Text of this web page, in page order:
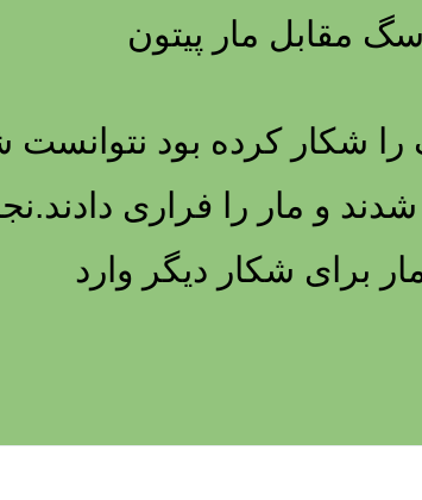
مقابل مار پیتون
شکار کرده بود نتوانست
و مار را فراری
برای شکار دیگر وارد